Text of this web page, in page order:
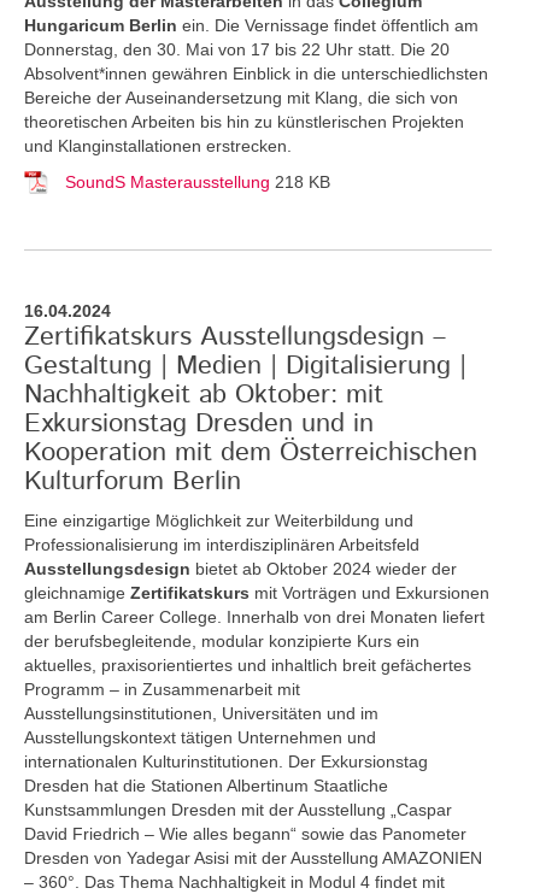
Hungaricum Berlin ein. Die Vernissage findet öffentlich am
Donnerstag, den 30. Mai von 17 bis 22 Uhr statt. Die 20
Absolvent*innen gewähren Einblick in die unterschiedlichsten
Bereiche der Auseinandersetzung mit Klang, die sich von
theoretischen Arbeiten bis hin zu künstlerischen Projekten
und Klanginstallationen erstrecken.
SoundS Masterausstellung 218 KB
16.04.2024
Zertifikatskurs Ausstellungsdesign –
Gestaltung | Medien | Digitalisierung |
Nachhaltigkeit ab Oktober: mit
Exkursionstag Dresden und in
Kooperation mit dem Österreichischen
Kulturforum Berlin
Eine einzigartige Möglichkeit zur Weiterbildung und
Professionalisierung im interdisziplinären Arbeitsfeld
Ausstellungsdesign bietet ab Oktober 2024 wieder der
gleichnamige Zertifikatskurs mit Vorträgen und Exkursionen
am Berlin Career College. Innerhalb von drei Monaten liefert
der berufsbegleitende, modular konzipierte Kurs ein
aktuelles, praxisorientiertes und inhaltlich breit gefächertes
Programm – in Zusammenarbeit mit
Ausstellungsinstitutionen, Universitäten und im
Ausstellungskontext tätigen Unternehmen und
internationalen Kulturinstitutionen. Der Exkursionstag
Dresden hat die Stationen Albertinum Staatliche
Kunstsammlungen Dresden mit der Ausstellung „Caspar
David Friedrich – Wie alles begann“ sowie das Panometer
Dresden von Yadegar Asisi mit der Ausstellung AMAZONIEN
– 360°. Das Thema Nachhaltigkeit in Modul 4 findet mit